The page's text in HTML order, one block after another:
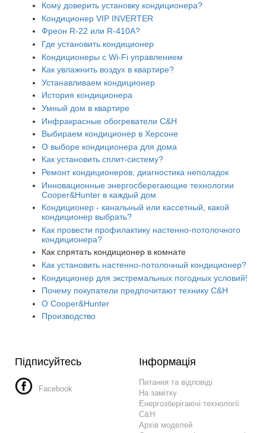
Кому доверить установку кондиционера?
Кондиционер VIP INVERTER
Фреон R-22 или R-410A?
Где установить кондиционер
Кондиционеры с Wi-Fi управлением
Как увлажнить воздух в квартире?
Устанавливаем кондиционер
История кондиционера
Умный дом в квартире
Инфракрасные обогреватели C&H
Выбираем кондиционер в Херсоне
О выборе кондиционера для дома
Как установить сплит-систему?
Ремонт кондиционеров, диагностика неполадок
Инновационные энергосберегающие технологии
Cooper&Hunter в каждый дом
Кондиционер - канальный или кассетный, какой
кондиционер выбрать?
Как провести профилактику настенно-потолочного
кондиционера?
Как спрятать кондиционер в комнате
Как установить настенно-потолочный кондиционер?
Кондиционер для экстремальных погодных условий!
Почему покупатели предпочитают технику C&H
О Cooper&Hunter
Производство
Підписуйтесь
Facebook
Інформація
Питання та відповіді
На замітку
Енергозберігаючі технології
C&H
Архів моделей